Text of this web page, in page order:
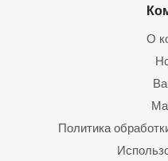
О
Политика